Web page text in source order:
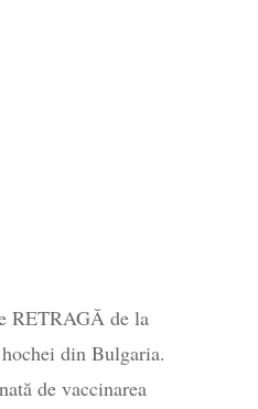
RETRAGĂ de la
din Bulgaria.
de vaccinarea